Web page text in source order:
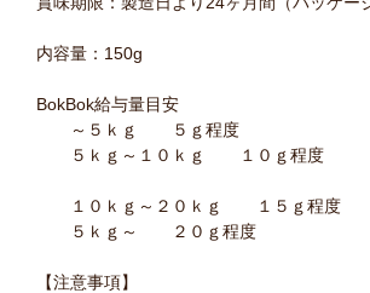
内容量：150g
BokBok給与量目安
～５ｋｇ ５ｇ程度
５ｋｇ～１０ｋｇ １０ｇ程度
１０ｋｇ～２０ｋｇ １５ｇ程度
５ｋｇ～ ２０ｇ程度
【注意事項】